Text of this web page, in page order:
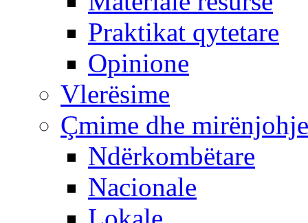
Praktikat qytetare
Opinione
Vlerësime
Çmime dhe mirënjohje
Ndërkombëtare
Nacionale